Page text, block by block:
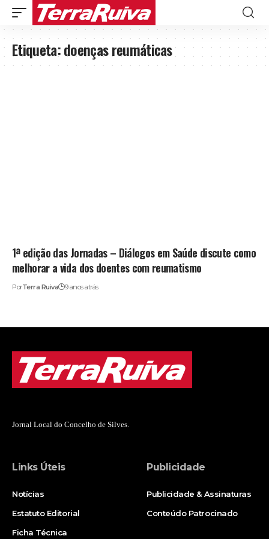
Etiqueta:doenças reumáticas
1ª edição das Jornadas – Diálogos em Saúde discute como
melhorar a vida dos doentes com reumatismo
PorTerra Ruiva 9 anos atrás
Jornal Local do Concelho de Silves.
Links Úteis
Notícias
Estatuto Editorial
Ficha Técnica
Publicidade
Publicidade & Assinaturas
Conteúdo Patrocinado